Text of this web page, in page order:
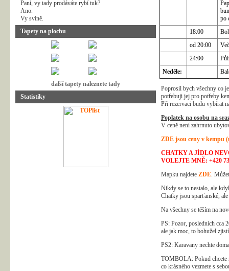
Paní, vy tady prodáváte rybí tuk?
Ano.
Vy svině.
Tapety na plochu
další tapety naleznete tady
Statistiky
po
18:00
od 20:00
24:00
Neděle:
Poprosil bych všechny co
potřebuji jej pro potřeby
Při rezervaci budu vybírat
Poplatek na osobu na
V ceně není zahrnuto
ZDE jsou ceny v kempu
CHATKY A JÍDLO
VOLEJTE MNĚ: +420
Mapku najdete ZDE.
Nikdy se to nestalo, ale
Chatky jsou sparťanské,
Na všechny se těším na
PS: Pozor, posledních cca
ale jak moc, to bohužel
PS2: Karavany nechte
TOMBOLA: Pokud chcete
co krásného vezmete s